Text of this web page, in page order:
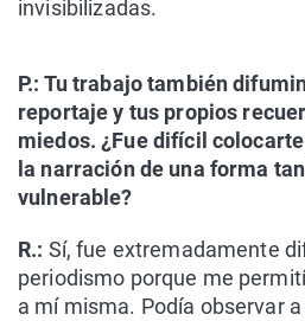
invisibilizadas.
P.: Tu trabajo también
reportaje y tus propios
miedos. ¿Fue difícil
la narración de una forma
vulnerable?
R.: Sí, fue extremadamente
periodismo porque me
a mí misma. Podía observar